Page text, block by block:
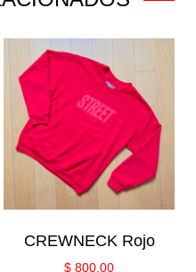
CREWNECK Rojo
$ 800.00